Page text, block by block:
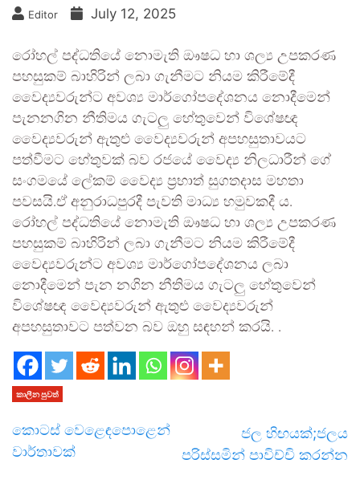
Editor July 12, 2025
රෝහල් පද්ධතියේ නොමැති ඖෂධ හා ශල්‍ය උපකරණ
පහසුකම් බාහිරින් ලබා ගැනීමට නියම කිරීමේදී
වෛද්‍යවරුන්ට අවශ්‍ය මාර්ගෝපදේශනය නොදීමෙන්
පැනනගින නීතිමය ගැටලු හේතුවෙන් විශේෂඥ
වෛද්‍යවරුන් ඇතුළු වෛද්‍යවරුන් අපහසුතාව‍යට
පත්වීමට හේතුවක් බව රජයේ වෛද්‍ය නිලධාරීන් ගේ
සංගමයේ ලේකම් වෛද්‍ය ප්‍රභාත් සුගතදාස මහතා
පවසයි.ඒ අනුරාධපුරදී පැවති මාධ්‍ය හමුවකදී ය.
රෝහල් පද්ධතියේ නොමැති ඖෂධ හා ශල්‍ය උපකරණ
පහසුකම් බාහිරින් ලබා ගැනීමට නියම කිරීමේදී
වෛද්‍යවරුන්ට අවශ්‍ය මාර්ගෝපදේශනය ලබා
නොදීමෙන් පැන නගින නීතිමය ගැටලු හේතුවෙන්
විශේෂඥ වෛද්‍යවරුන් ඇතුළු වෛද්‍යවරුන්
අපහසුතාවට පත්වන බව ඔහු සඳහන් කරයි. .
කාලීන පුවත්
කොටස් වෙළෙඳපොළෙන්
වාර්තාවක්
ජල හිඟයක්;ජලය
පරිස්සමින් පාවිච්චි කරන්න